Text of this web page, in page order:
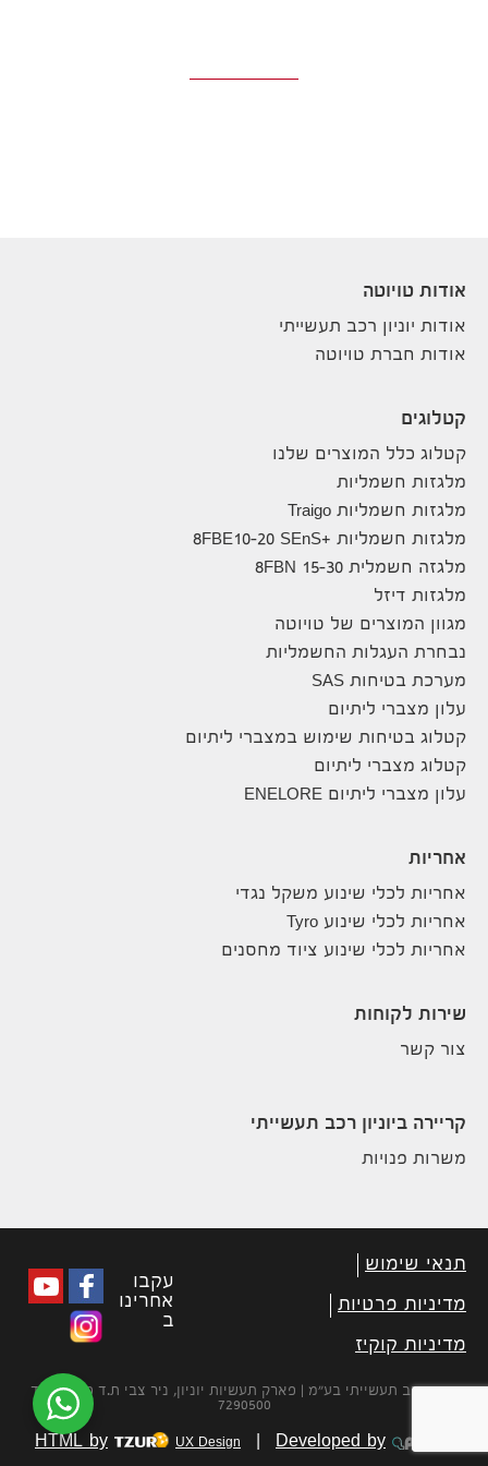
אודות טויוטה
אודות יוניון רכב תעשייתי
אודות חברת טויוטה
קטלוגים
קטלוג כלל המוצרים שלנו
מלגזות חשמליות
מלגזות חשמליות Traigo
מלגזות חשמליות +8FBE10-20 SEnS
מלגזה חשמלית 8FBN 15-30
מלגזות דיזל
מגוון המוצרים של טויוטה
נבחרת העגלות החשמליות
מערכת בטיחות SAS
עלון מצברי ליתיום
קטלוג בטיחות שימוש במצברי ליתיום
קטלוג מצברי ליתיום
עלון מצברי ליתיום ENELORE
אחריות
אחריות לכלי שינוע משקל נגדי
אחריות לכלי שינוע Tyro
אחריות לכלי שינוע ציוד מחסנים
שירות לקוחות
צור קשר
קריירה ביוניון רכב תעשייתי
משרות פנויות
תנאי שימוש
מדיניות פרטיות
מדיניות קוקיז
עקבו
אחרינו
ב
יוניון רכב תעשייתי בע״מ | פארק תעשיות יוניון, ניר צבי ת.ד 450 מיקוד
7290500
HTML by UX Design Developed by